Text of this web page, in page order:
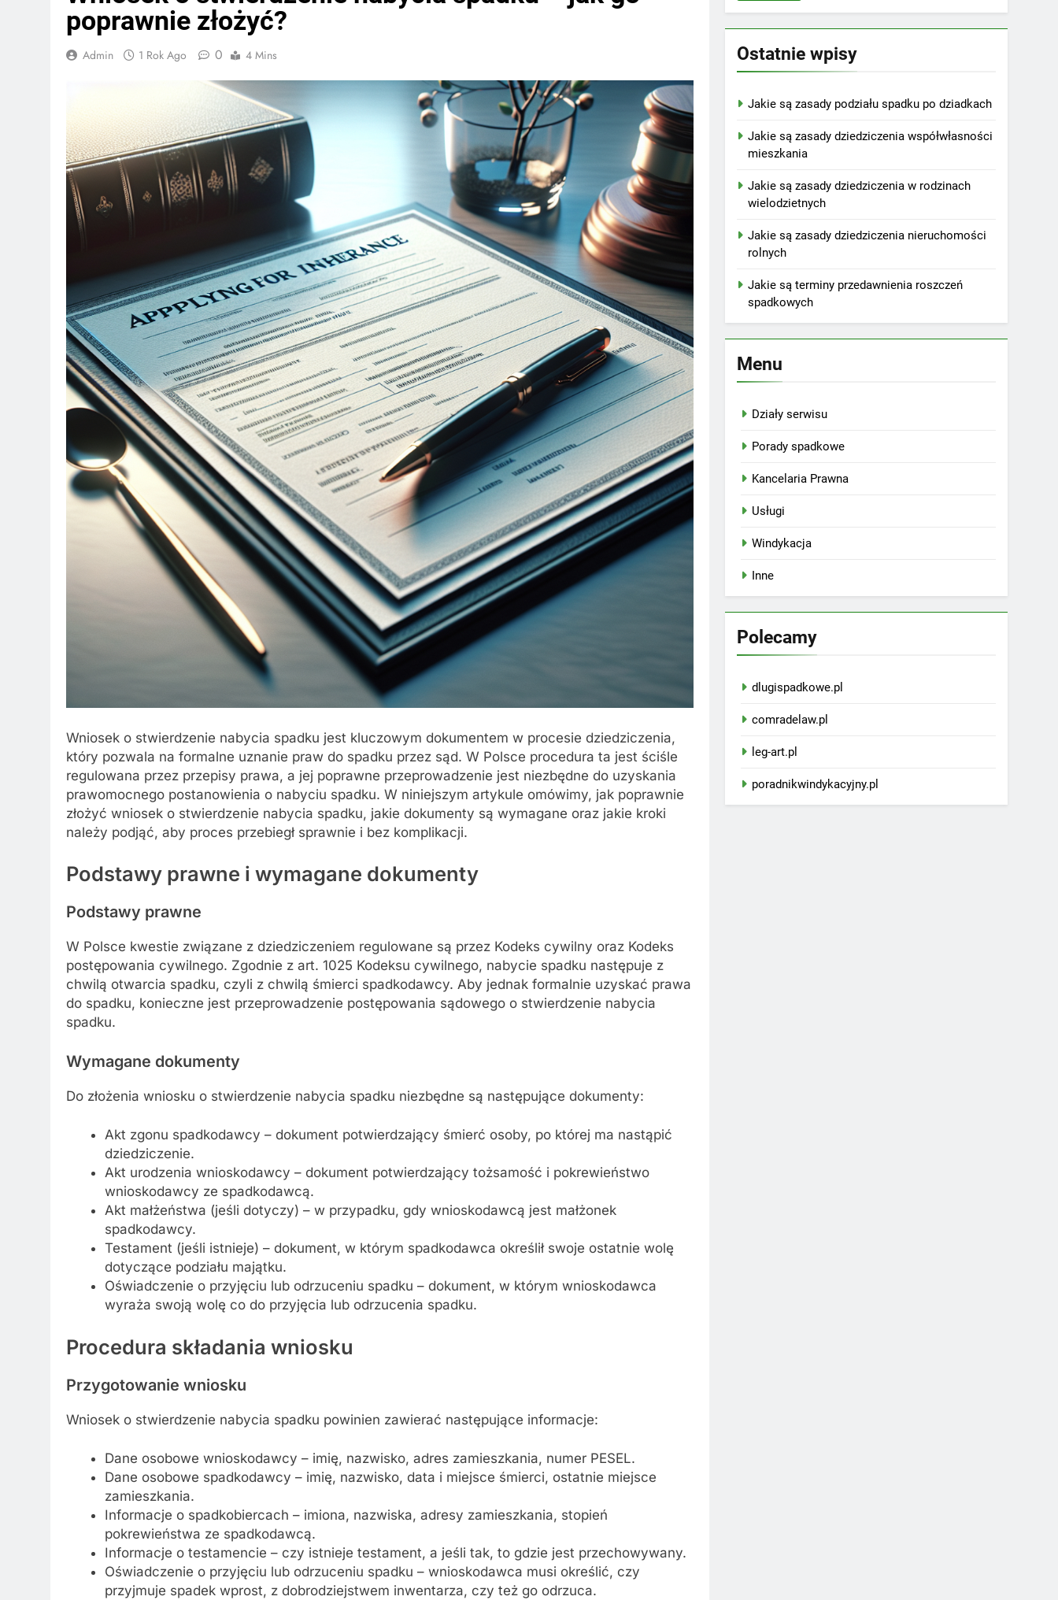
poprawnie złożyć?
Admin 1 Rok Ago 0 4 Mins
Wniosek o stwierdzenie nabycia spadku jest kluczowym dokumentem w procesie dziedziczenia,
który pozwala na formalne uznanie praw do spadku przez sąd. W Polsce procedura ta jest ściśle
regulowana przez przepisy prawa, a jej poprawne przeprowadzenie jest niezbędne do uzyskania
prawomocnego postanowienia o nabyciu spadku. W niniejszym artykule omówimy, jak poprawnie
złożyć wniosek o stwierdzenie nabycia spadku, jakie dokumenty są wymagane oraz jakie kroki
należy podjąć, aby proces przebiegł sprawnie i bez komplikacji.
Podstawy prawne i wymagane dokumenty
Podstawy prawne
W Polsce kwestie związane z dziedziczeniem regulowane są przez Kodeks cywilny oraz Kodeks
postępowania cywilnego. Zgodnie z art. 1025 Kodeksu cywilnego, nabycie spadku następuje z
chwilą otwarcia spadku, czyli z chwilą śmierci spadkodawcy. Aby jednak formalnie uzyskać prawa
do spadku, konieczne jest przeprowadzenie postępowania sądowego o stwierdzenie nabycia
spadku.
Wymagane dokumenty
Do złożenia wniosku o stwierdzenie nabycia spadku niezbędne są następujące dokumenty:
Akt zgonu spadkodawcy – dokument potwierdzający śmierć osoby, po której ma nastąpić
dziedziczenie.
Akt urodzenia wnioskodawcy – dokument potwierdzający tożsamość i pokrewieństwo
wnioskodawcy ze spadkodawcą.
Akt małżeństwa (jeśli dotyczy) – w przypadku, gdy wnioskodawcą jest małżonek
spadkodawcy.
Testament (jeśli istnieje) – dokument, w którym spadkodawca określił swoje ostatnie wolę
dotyczące podziału majątku.
Oświadczenie o przyjęciu lub odrzuceniu spadku – dokument, w którym wnioskodawca
wyraża swoją wolę co do przyjęcia lub odrzucenia spadku.
Procedura składania wniosku
Przygotowanie wniosku
Wniosek o stwierdzenie nabycia spadku powinien zawierać następujące informacje:
Dane osobowe wnioskodawcy – imię, nazwisko, adres zamieszkania, numer PESEL.
Dane osobowe spadkodawcy – imię, nazwisko, data i miejsce śmierci, ostatnie miejsce
zamieszkania.
Informacje o spadkobiercach – imiona, nazwiska, adresy zamieszkania, stopień
pokrewieństwa ze spadkodawcą.
Informacje o testamencie – czy istnieje testament, a jeśli tak, to gdzie jest przechowywany.
Oświadczenie o przyjęciu lub odrzuceniu spadku – wnioskodawca musi określić, czy
przyjmuje spadek wprost, z dobrodziejstwem inwentarza, czy też go odrzuca.
Ostatnie wpisy
Jakie są zasady podziału spadku po dziadkach
Jakie są zasady dziedziczenia współwłasności
mieszkania
Jakie są zasady dziedziczenia w rodzinach
wielodzietnych
Jakie są zasady dziedziczenia nieruchomości
rolnych
Jakie są terminy przedawnienia roszczeń
spadkowych
Menu
Działy serwisu
Porady spadkowe
Kancelaria Prawna
Usługi
Windykacja
Inne
Polecamy
dlugispadkowe.pl
comradelaw.pl
leg-art.pl
poradnikwindykacyjny.pl